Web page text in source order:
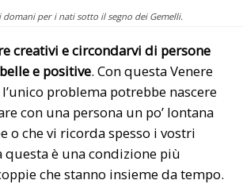
domani per i nati sotto il segno dei Gemelli.
creativi e circondarvi di persone
e positive. Con questa Venere
problema potrebbe nascere
con una persona un po’ lontana
o che vi ricorda spesso i vostri
questa è una condizione più
che stanno insieme da tempo.